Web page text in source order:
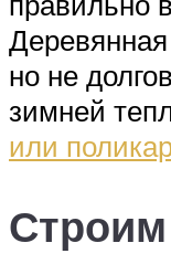
Деревянная
но не
зимней
или